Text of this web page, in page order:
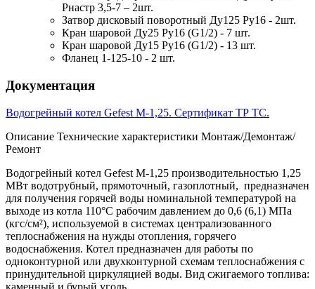
Рнастр 3,5-7 – 2шт.
Затвор дисковый поворотный Ду125 Ру16 - 2шт.
Кран шаровой Ду25 Ру16 (G1/2) - 7 шт.
Кран шаровой Ду15 Ру16 (G1/2) - 13 шт.
Фланец 1-125-10 - 2 шт.
Документация
Водогрейный котел Gefest M-1,25. Сертификат ТР ТС.
Описание Технические характеристики Монтаж/Демонтаж/
Ремонт
Водогрейный котел Gefest M-1,25 производительностью 1,25
МВт водотрубный, прямоточный, газоплотный, предназначен
для получения горячей воды номинальной температурой на
выходе из котла 110°С рабочим давлением до 0,6 (6,1) МПа
(кгс/см²), используемой в системах централизованного
теплоснабжения на нужды отопления, горячего
водоснабжения. Котел предназначен для работы по
одноконтурной или двухконтурной схемам теплоснабжения с
принудительной циркуляцией воды. Вид сжигаемого топлива:
каменный и бурый уголь.